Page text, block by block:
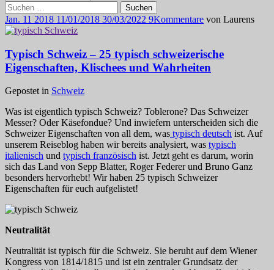
Suchen
nach:
Jan. 11 2018 11/01/2018 30/03/2022 9Kommentare von Laurens
Typisch Schweiz – 25 typisch schweizerische
Eigenschaften, Klischees und Wahrheiten
Gepostet in Schweiz
Was ist eigentlich typisch Schweiz? Toblerone? Das Schweizer
Messer? Oder Käsefondue? Und inwiefern unterscheiden sich die
Schweizer Eigenschaften von all dem, was typisch deutsch ist. Auf
unserem Reiseblog haben wir bereits analysiert, was typisch
italienisch und typisch französisch ist. Jetzt geht es darum, worin
sich das Land von Sepp Blatter, Roger Federer und Bruno Ganz
besonders hervorhebt! Wir haben 25 typisch Schweizer
Eigenschaften für euch aufgelistet!
Neutralität
Neutralität ist typisch für die Schweiz. Sie beruht auf dem Wiener
Kongress von 1814/1815 und ist ein zentraler Grundsatz der